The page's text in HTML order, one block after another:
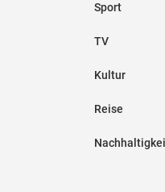
Sport
TV
Kultur
Reise